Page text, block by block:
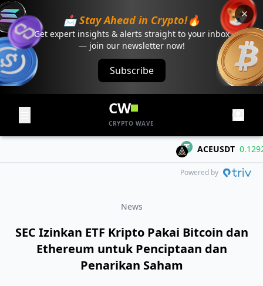
📩 Stay Ahead in Crypto!🔥
Get expert insights & alerts straight to your inbox
— join our newsletter now!
Subscribe
CW
CRYPTO WAVE
ACEUSDT 0.1292
Powered by
News
SEC Izinkan ETF Kripto Pakai Bitcoin dan
Ethereum untuk Penciptaan dan
Penarikan Saham